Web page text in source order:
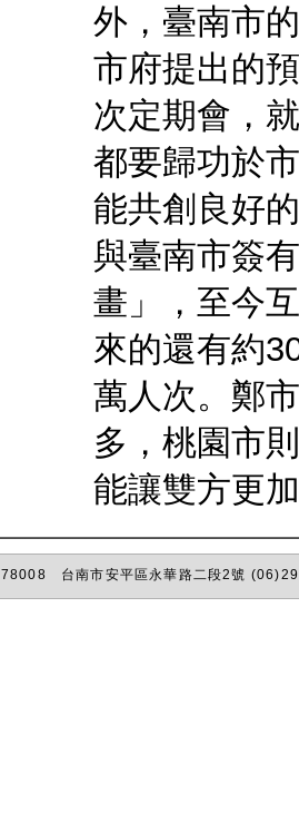
外，臺南市
市府提出的
次定期會，
都要歸功於
能共創良好
與臺南市簽
畫」，至今
來的還有約
萬人次。鄭
多，桃園市
能讓雙方更
78008 台南市安平區永華路二段2號